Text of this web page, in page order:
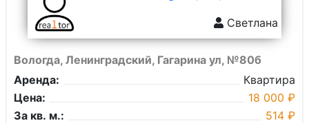
Светлана
Вологда, Ленинградский, Гагарина ул, №80б
Аренда:
Квартира
Цена:
18 000 ₽
За кв. м.:
514 ₽